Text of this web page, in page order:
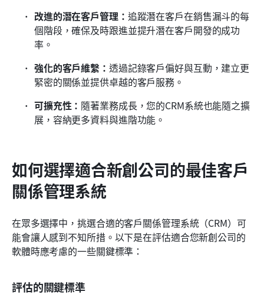
改進的潛在客戶管理： 追蹤潛在客戶在銷售漏斗的每
個階段，確保及時跟進並提升潛在客戶開發的成功
率。
強化的客戶維繫： 透過記錄客戶偏好與互動，建立更
緊密的關係並提供卓越的客戶服務。
可擴充性： 隨著業務成長，您的CRM系統也能隨之擴
展，容納更多資料與進階功能。
如何選擇適合新創公司的最佳客戶
關係管理系統
在眾多選擇中，挑選合適的客戶關係管理系統（CRM）可
能會讓人感到不知所措。以下是在評估適合您新創公司的
軟體時應考慮的一些關鍵標準：
評估的關鍵標準